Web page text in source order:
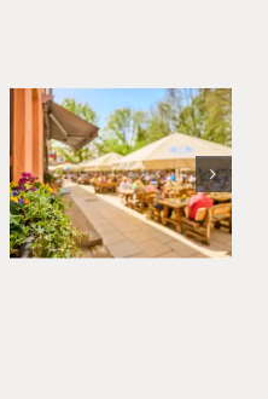
München
Süd: Kultur,
Kulinarik
und
Kurzurlaub
im